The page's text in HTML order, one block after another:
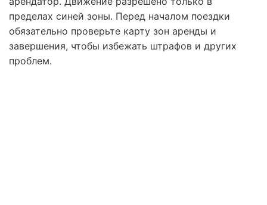
пределах синей зоны. Перед началом поездки
обязательно проверьте карту зон аренды и
завершения, чтобы избежать штрафов и других
проблем.